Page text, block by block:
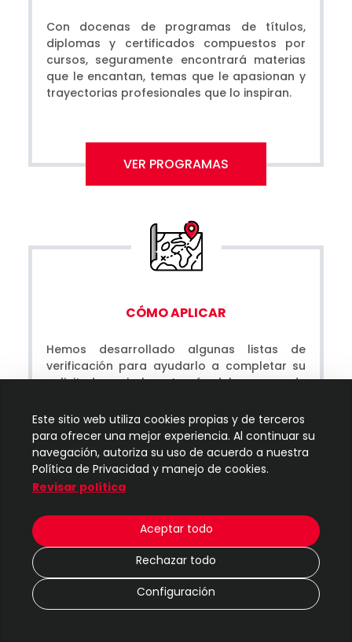
Con docenas de programas de títulos,
diplomas y certificados compuestos por
cursos, seguramente encontrará materias
que le encantan, temas que le apasionan y
trayectorias profesionales que lo inspiran.
VER PROGRAMAS
CÓMO APLICAR
Hemos desarrollado algunas listas de
verificación para ayudarlo a completar su
solicitud y guiarlo a través del proceso de
Este sitio web utiliza cookies propias y de terceros
para ofrecer una mejor experiencia. Al continuar su
navegación, autoriza su uso de acuerdo a nuestra
Política de Privacidad y manejo de cookies.
Revisar política
Aceptar todo
Rechazar todo
Configuración